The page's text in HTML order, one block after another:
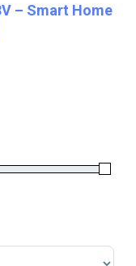
– Smart Home
Price
Price